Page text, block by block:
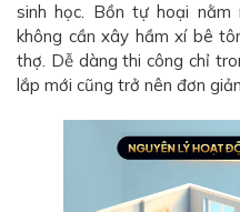
sinh học. Bồn tự hoại
không cần xây hầm xí bê
thợ. Dễ dàng thi công chỉ
lắp mới cũng trở nên đơn